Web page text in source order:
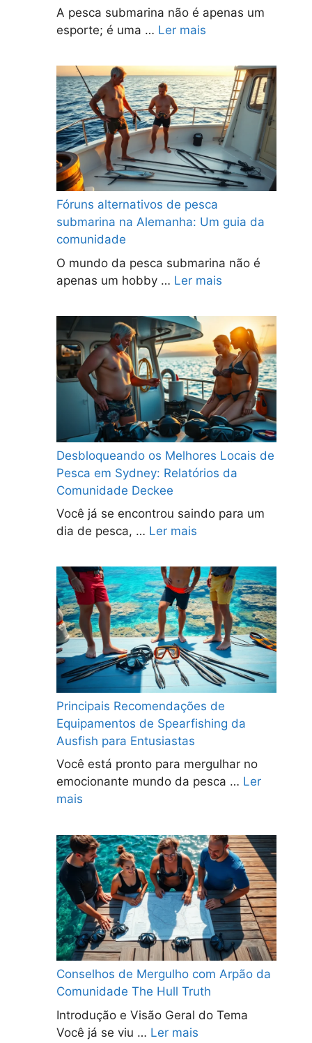
A pesca submarina não é apenas um
esporte; é uma … Ler mais
Fóruns alternativos de pesca
submarina na Alemanha: Um guia da
comunidade
O mundo da pesca submarina não é
apenas um hobby … Ler mais
Desbloqueando os Melhores Locais de
Pesca em Sydney: Relatórios da
Comunidade Deckee
Você já se encontrou saindo para um
dia de pesca, … Ler mais
Principais Recomendações de
Equipamentos de Spearfishing da
Ausfish para Entusiastas
Você está pronto para mergulhar no
emocionante mundo da pesca … Ler
mais
Conselhos de Mergulho com Arpão da
Comunidade The Hull Truth
Introdução e Visão Geral do Tema
Você já se viu … Ler mais